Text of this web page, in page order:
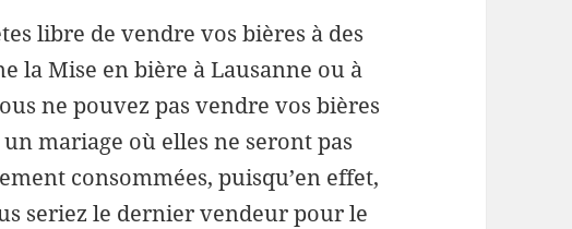
libre de vendre vos bières à des
la Mise en bière à Lausanne ou à
ne pouvez pas vendre vos bières
mariage où elles ne seront pas
consommées, puisqu’en effet,
seriez le dernier vendeur pour le